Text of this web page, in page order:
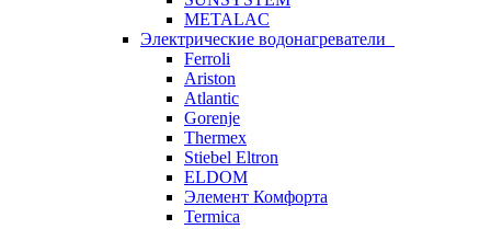
METALAC
Электрические водонагреватели
Ferroli
Ariston
Atlantic
Gorenje
Thermex
Stiebel Eltron
ELDOM
Элемент Комфорта
Termica